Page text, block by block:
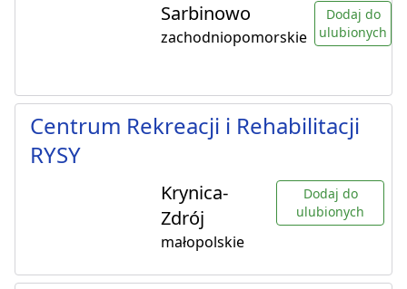
Sarbinowo
zachodniopomorskie
Dodaj do
ulubionych
Centrum Rekreacji i Rehabilitacji
RYSY
Krynica-
Zdrój
małopolskie
Dodaj do
ulubionych